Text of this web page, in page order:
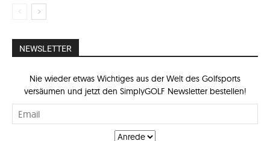
NEWSLETTER
Nie wieder etwas Wichtiges aus der Welt des Golfsports
versäumen und jetzt den SimplyGOLF Newsletter bestellen!